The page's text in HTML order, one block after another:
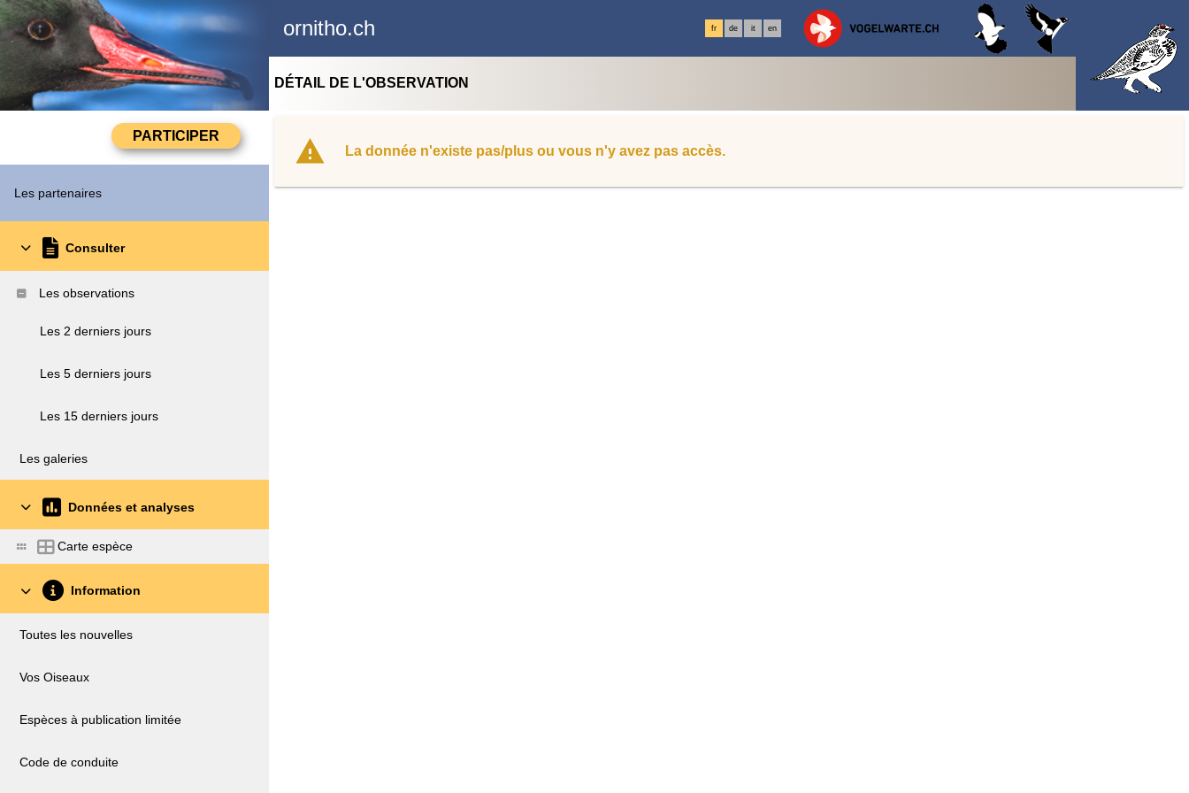
ornitho.ch fr de it en
Les partenaires
Consulter
Les observations
Les 2 derniers jours
Les 5 derniers jours
Les 15 derniers jours
Les galeries
Données et analyses
Carte espèce
Information
Toutes les nouvelles
Vos Oiseaux
Espèces à publication limitée
Code de conduite
DÉTAIL DE L'OBSERVATION
La donnée n'existe pas/plus ou vous n'y avez pas accès.